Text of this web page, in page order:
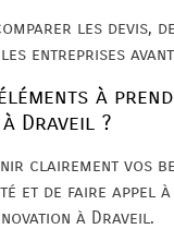
les devis,
entreprises
à
Draveil ?
clairement vos
et de faire appel
à Draveil.